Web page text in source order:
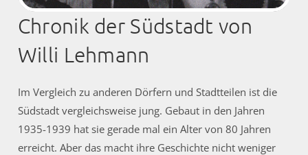
Chronik der Südstadt von
Willi Lehmann
Im Vergleich zu anderen Dörfern und Stadtteilen ist die
Südstadt vergleichsweise jung. Gebaut in den Jahren
1935-1939 hat sie gerade mal ein Alter von 80 Jahren
erreicht. Aber das macht ihre Geschichte nicht weniger